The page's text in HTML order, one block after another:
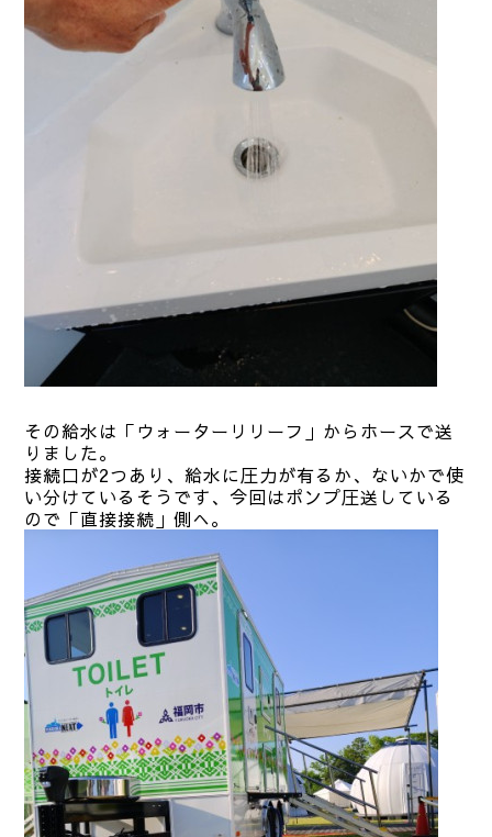
その給水は「ウォーターリリーフ」からホースで送
りました。
接続口が2つあり、給水に圧力が有るか、ないかで使
い分けているそうです、今回はポンプ圧送している
ので「直接接続」側へ。